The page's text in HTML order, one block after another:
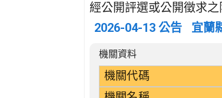
經公開評選或公開徵求
2026-04-13 公告 宜蘭
招標公告詳細內容
機關資料
機關代碼